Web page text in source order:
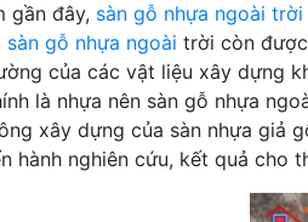
gần đây, sàn gỗ nhựa ngoài trời
sàn gỗ nhựa ngoài trời còn
của các vật liệu xây dựng
là nhựa nên sàn gỗ nhựa
xây dựng của sàn nhựa giả
hành nghiên cứu, kết quả cho